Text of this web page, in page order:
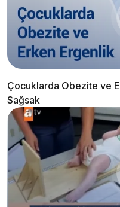
Çocuklarda Obezite ve
Sağsak